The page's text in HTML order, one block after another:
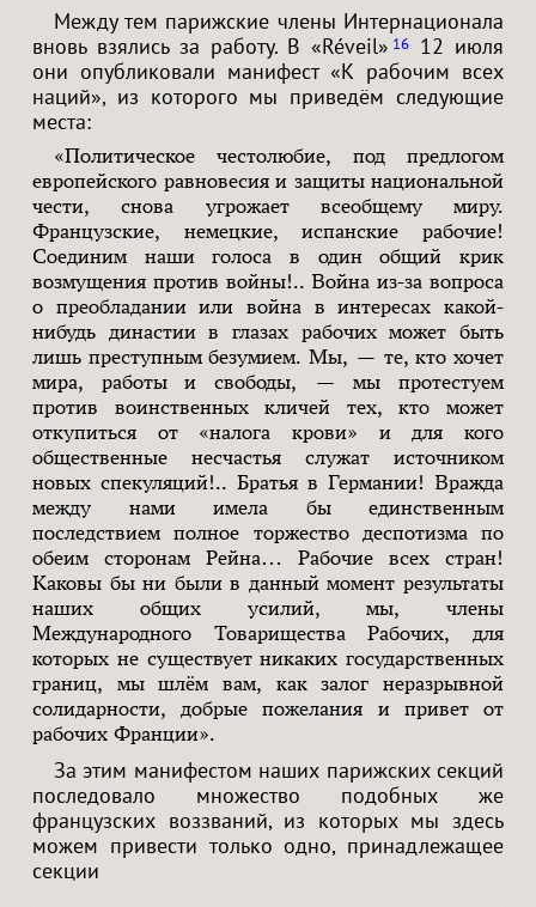
Между тем парижские члены Интернационала
вновь взялись за работу. В «Réveil» 16 12 июля
они опубликовали манифест «К рабочим всех
наций», из которого мы приведём следующие
места:
«Политическое честолюбие, под предлогом
европейского равновесия и защиты национальной
чести, снова угрожает всеобщему миру.
Французские, немецкие, испанские рабочие!
Соединим наши голоса в один общий крик
возмущения против войны!.. Война из-за вопроса
о преобладании или война в интересах какой-
нибудь династии в глазах рабочих может быть
лишь преступным безумием. Мы, — те, кто хочет
мира, работы и свободы, — мы протестуем
против воинственных кличей тех, кто может
откупиться от «налога крови» и для кого
общественные несчастья служат источником
новых спекуляций!.. Братья в Германии! Вражда
между нами имела бы единственным
последствием полное торжество деспотизма по
обеим сторонам Рейна… Рабочие всех стран!
Каковы бы ни были в данный момент результаты
наших общих усилий, мы, члены
Международного Товарищества Рабочих, для
которых не существует никаких государственных
границ, мы шлём вам, как залог неразрывной
солидарности, добрые пожелания и привет от
рабочих Франции».
За этим манифестом наших парижских секций
последовало множество подобных же
французских воззваний, из которых мы здесь
можем привести только одно, принадлежащее
секции